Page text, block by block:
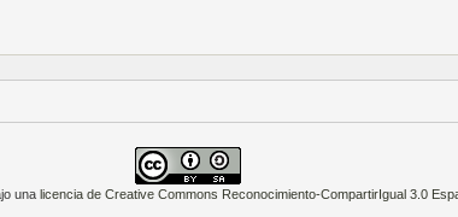
una licencia de Creative Commons Reconocimiento-CompartirIgual 3.0